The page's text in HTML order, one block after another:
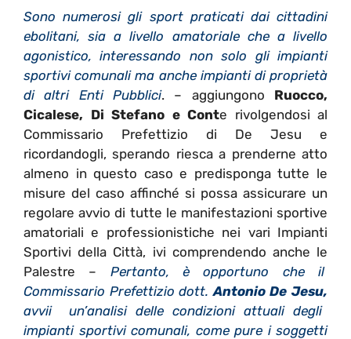
Sono numerosi gli sport praticati dai cittadini
ebolitani, sia a livello amatoriale che a livello
agonistico, interessando non solo gli impianti
sportivi comunali ma anche impianti di proprietà
di altri Enti Pubblici. – aggiungono Ruocco,
Cicalese, Di Stefano e Conte rivolgendosi al
Commissario Prefettizio di De Jesu e
ricordandogli, sperando riesca a prenderne atto
almeno in questo caso e predisponga tutte le
misure del caso affinché si possa assicurare un
regolare avvio di tutte le manifestazioni sportive
amatoriali e professionistiche nei vari Impianti
Sportivi della Città, ivi comprendendo anche le
Palestre – Pertanto, è opportuno che il
Commissario Prefettizio dott.Antonio De Jesu,
avvii un’analisi delle condizioni attuali degli
impianti sportivi comunali, come pure i soggetti